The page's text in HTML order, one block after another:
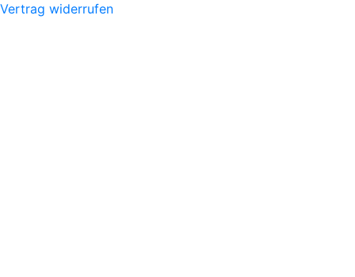
Vertrag widerrufen